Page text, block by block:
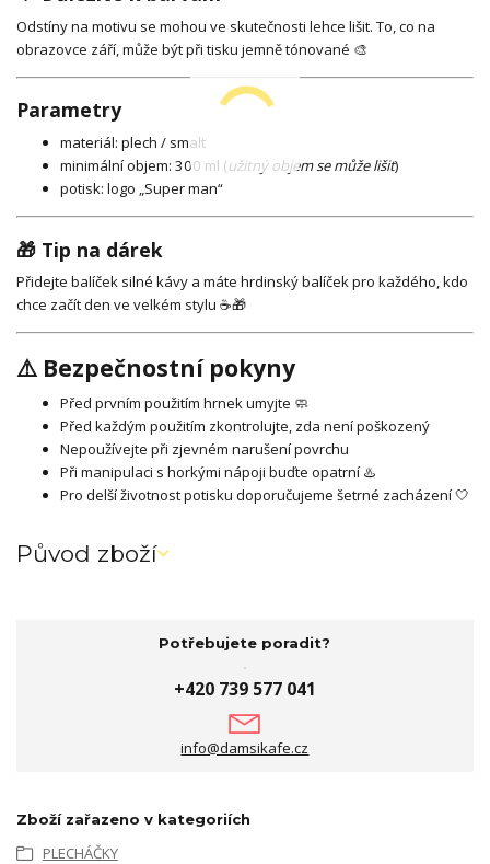
Odstíny na motivu se mohou ve skutečnosti lehce lišit. To, co na
obrazovce září, může být při tisku jemně tónované 🎨
Parametry
materiál: plech / smalt
minimální objem: 300 ml (užitný objem se může lišit)
potisk: logo „Super man“
🎁 Tip na dárek
Přidejte balíček silné kávy a máte hrdinský balíček pro každého, kdo
chce začít den ve velkém stylu ☕🎁
⚠️ Bezpečnostní pokyny
Před prvním použitím hrnek umyjte 🧼
Před každým použitím zkontrolujte, zda není poškozený
Nepoužívejte při zjevném narušení povrchu
Při manipulaci s horkými nápoji buďte opatrní ♨️
Pro delší životnost potisku doporučujeme šetrné zacházení 🤍
Původ zboží
Potřebujete poradit?
+420 739 577 041
info@damsikafe.cz
Zboží zařazeno v kategoriích
PLECHÁČKY